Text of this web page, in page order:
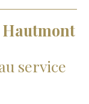
service